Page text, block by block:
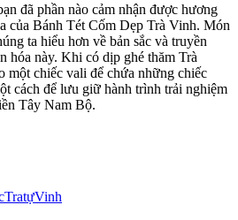
đã phần nào cảm nhận được hương
của Bánh Tét Cốm Dẹp Trà Vinh. Món
ta hiểu hơn về bản sắc và truyền
hóa này. Khi có dịp ghé thăm Trà
một chiếc vali để chứa những chiếc
cách để lưu giữ hành trình trải nghiệm
Tây Nam Bộ.
TratựVinh